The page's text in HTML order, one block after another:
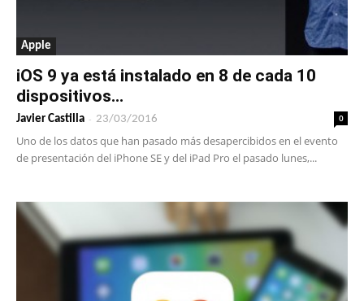
Apple
iOS 9 ya está instalado en 8 de cada 10
dispositivos...
Javier Castilla - 23/03/2016 0
Uno de los datos que han pasado más desapercibidos en el evento
de presentación del iPhone SE y del iPad Pro el pasado lunes,...